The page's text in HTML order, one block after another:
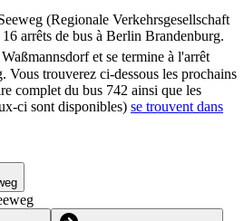
(Regionale Verkehrsgesellschaft
arrêts de bus à Berlin Brandenburg.
et se termine à l'arrêt
Vous trouverez ci-dessous les prochains
complet du bus 742 ainsi que les
ci sont disponibles) se trouvent dans